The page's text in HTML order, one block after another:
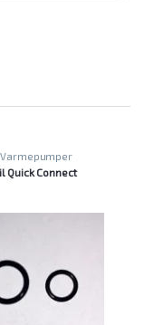
Varmepumper
Quick Connect